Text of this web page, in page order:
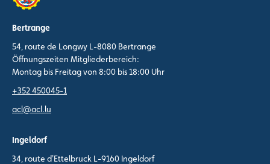
Bertrange
54, route de Longwy L-8080 Bertrange
Öffnungszeiten Mitgliederbereich:
Montag bis Freitag von 8:00 bis 18:00 Uhr
+352 450045-1
acl@acl.lu
Ingeldorf
34, route d'Ettelbruck L-9160 Ingeldorf